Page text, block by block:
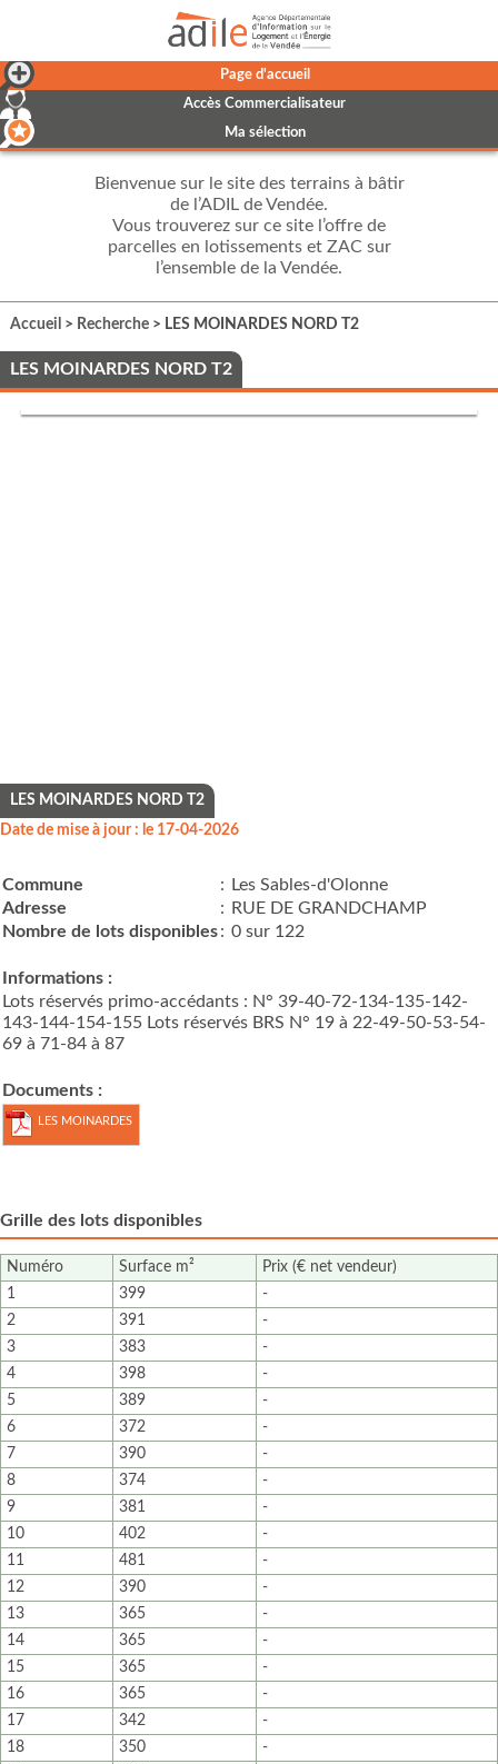
Page d'accueil
Accès Commercialisateur
Ma sélection
Bienvenue sur le site des terrains à bâtir
de l’ADIL de Vendée.
Vous trouverez sur ce site l’offre de
parcelles en lotissements et ZAC sur
l’ensemble de la Vendée.
Accueil > Recherche> LES MOINARDES NORD T2
LES MOINARDES NORD T2
LES MOINARDES NORD T2
Date de mise à jour : le 17-04-2026
Commune :
Les Sables-d'Olonne
Adresse
:
RUE DE GRANDCHAMP
Nombre de lots disponibles: 0 sur 122
Informations :
Lots réservés primo-accédants : N° 39-40-72-134-135-142-
143-144-154-155 Lots réservés BRS N° 19 à 22-49-50-53-54-
69 à 71-84 à 87
Documents :
LES MOINARDES
Grille des lots disponibles
Numéro Surface m²
Prix (€ net vendeur)
1
399
-
2
391
-
3
383
-
4
398
-
5
389
-
6
372
-
7
390
-
8
374
-
9
381
-
10
402
-
11
481
-
12
390
-
13
365
-
14
365
-
15
365
-
16
365
-
17
342
-
18
350
-